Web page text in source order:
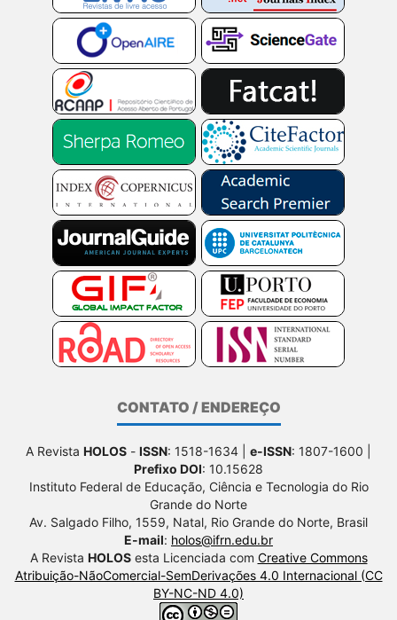
CONTATO / ENDEREÇO
A Revista HOLOS - ISSN: 1518-1634 | e-ISSN: 1807-1600 |
Prefixo DOI: 10.15628
Instituto Federal de Educação, Ciência e Tecnologia do Rio
Grande do Norte
Av. Salgado Filho, 1559, Natal, Rio Grande do Norte, Brasil
E-mail: holos@ifrn.edu.br
A Revista HOLOSesta Licenciada com Creative Commons
Atribuição-NãoComercial-SemDerivações 4.0 Internacional (CC
BY-NC-ND 4.0)